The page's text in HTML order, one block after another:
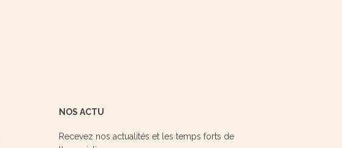
NOS ACTU
Recevez nos actualités et les temps forts de